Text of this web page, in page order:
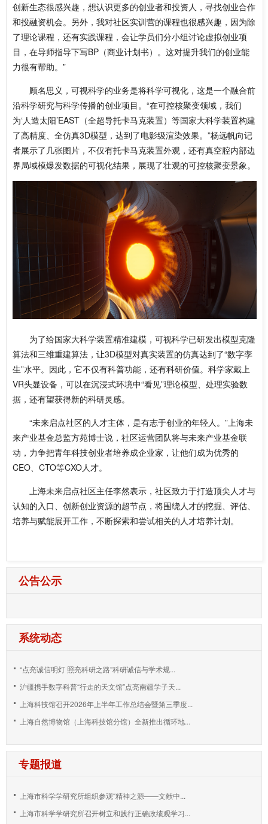
创新生态很感兴趣，想认识更多的创业者和投资人，寻找创业合作
和投融资机会。另外，我对社区实训营的课程也很感兴趣，因为除
了理论课程，还有实践课程，会让学员们分小组讨论虚拟创业项
目，在导师指导下写BP（商业计划书）。这对提升我们的创业能
力很有帮助。”
顾名思义，可视科学的业务是将科学可视化，这是一个融合前
沿科学研究与科学传播的创业项目。“在可控核聚变领域，我们
为‘人造太阳’EAST（全超导托卡马克装置）等国家大科学装置构建
了高精度、全仿真3D模型，达到了电影级渲染效果。”杨远帆向记
者展示了几张图片，不仅有托卡马克装置外观，还有真空腔内部边
界局域模爆发数据的可视化结果，展现了壮观的可控核聚变景象。
为了给国家大科学装置精准建模，可视科学已研发出模型克隆
算法和三维重建算法，让3D模型对真实装置的仿真达到了“数字孪
生”水平。因此，它不仅有科普功能，还有科研价值。科学家戴上
VR头显设备，可以在沉浸式环境中“看见”理论模型、处理实验数
据，还有望获得新的科研灵感。
“未来启点社区的人才主体，是有志于创业的年轻人。”上海未
来产业基金总监方苑博士说，社区运营团队将与未来产业基金联
动，力争把青年科技创业者培养成企业家，让他们成为优秀的
CEO、CTO等CXO人才。
上海未来启点社区主任李然表示，社区致力于打造顶尖人才与
认知的入口、创新创业资源的超节点，将围绕人才的挖掘、评估、
培养与赋能展开工作，不断探索和尝试相关的人才培养计划。
公告公示
系统动态
“点亮诚信明灯 照亮科研之路”科研诚信与学术规...
沪疆携手数字科普“行走的天文馆”点亮南疆学子天...
上海科技馆召开2026年上半年工作总结会暨第三季度...
上海自然博物馆（上海科技馆分馆）全新推出循环地...
专题报道
上海市科学学研究所组织参观“精神之源——文献中...
上海市科学学研究所召开树立和践行正确政绩观学习...